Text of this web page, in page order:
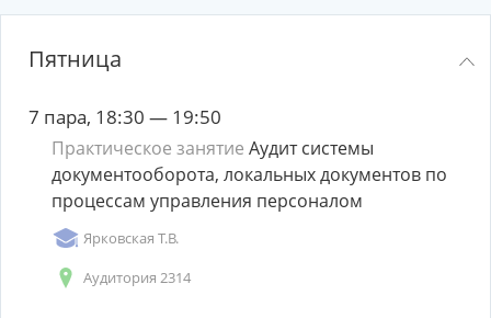
Пятница
7 пара, 18:30 — 19:50
Практическое занятие Аудит системы
документооборота, локальных документов по
процессам управления персоналом
Ярковская Т.В.
Аудитория 2314